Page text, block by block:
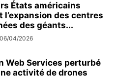
États américains
l’expansion des centres
des géants...
06/04/2026
Web Services perturbé
activité de drones